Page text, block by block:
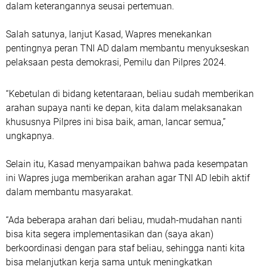
dalam keterangannya seusai pertemuan.
Salah satunya, lanjut Kasad, Wapres menekankan
pentingnya peran TNI AD dalam membantu menyukseskan
pelaksaan pesta demokrasi, Pemilu dan Pilpres 2024.
“Kebetulan di bidang ketentaraan, beliau sudah memberikan
arahan supaya nanti ke depan, kita dalam melaksanakan
khususnya Pilpres ini bisa baik, aman, lancar semua,”
ungkapnya.
Selain itu, Kasad menyampaikan bahwa pada kesempatan
ini Wapres juga memberikan arahan agar TNI AD lebih aktif
dalam membantu masyarakat.
“Ada beberapa arahan dari beliau, mudah-mudahan nanti
bisa kita segera implementasikan dan (saya akan)
berkoordinasi dengan para staf beliau, sehingga nanti kita
bisa melanjutkan kerja sama untuk meningkatkan